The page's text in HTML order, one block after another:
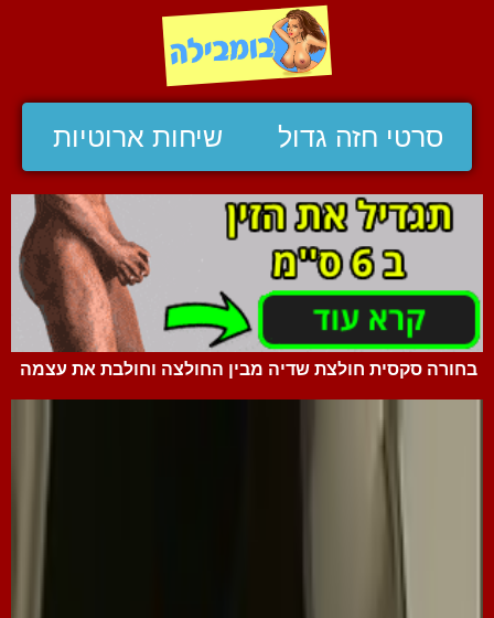
סרטי חזה גדול שיחות ארוטיות
בחורה סקסית חולצת שדיה מבין החולצה וחולבת את עצמה